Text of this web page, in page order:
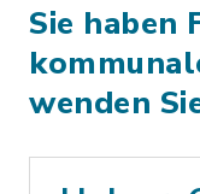
Sie haben
wenden